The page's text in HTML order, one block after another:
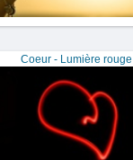
Coeur - Lumière rouge